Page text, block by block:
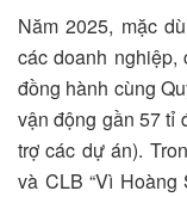
Năm 2025, mặc
các doanh nghiệp,
đồng hành cùng
vận động gần 57 tỉ
trợ các dự án).
và CLB “Vì Hoàng